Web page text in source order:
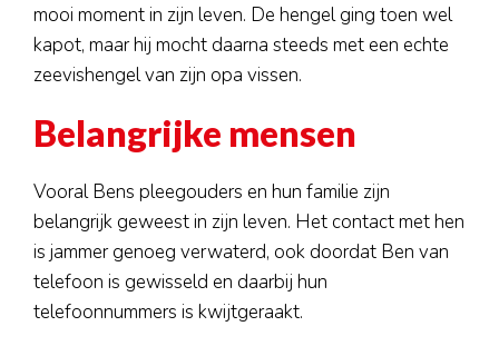
mooi moment in zijn leven. De hengel ging toen wel
kapot, maar hij mocht daarna steeds met een echte
zeevishengel van zijn opa vissen.
Belangrijke mensen
Vooral Bens pleegouders en hun familie zijn
belangrijk geweest in zijn leven. Het contact met hen
is jammer genoeg verwaterd, ook doordat Ben van
telefoon is gewisseld en daarbij hun
telefoonnummers is kwijtgeraakt.